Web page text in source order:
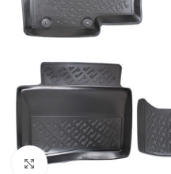
Faceți clic pentru a mări